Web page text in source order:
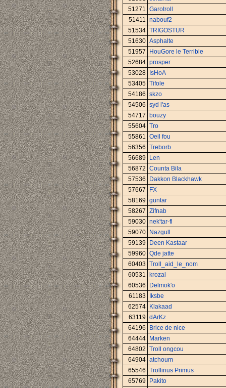
51271 Garotroll
51411 nabouf2
51534 TRIGOSTUR
51630 Asphalte
51957
HouGore le Terrible
52684 prosper
53028
IsHoA
53405 Tifole
54186 skzo
54506 syd l'as
54717
bouzy
55604 Tro
55861 Oeil fou
56356 Treborb
56689
Len
56872 Counta Bila
57536
Dakkon Blackhawk
57667
FX
58169 guntar
58267 Zifnab
59030 nek'tar-fl
59070
Nazgull
59139
Deen Kastaar
59960 Qde jatte
60403 Troll_aid_le_nom
60531
krozal
60536
Delmok'o
61183
Iksbe
62574
Klakaad
63119 dArKz
64196
Brice de nice
64444
Marken
64802 Troll ongcou
64904 atchoum
65546 Trollinus Primus
65769
Pakito